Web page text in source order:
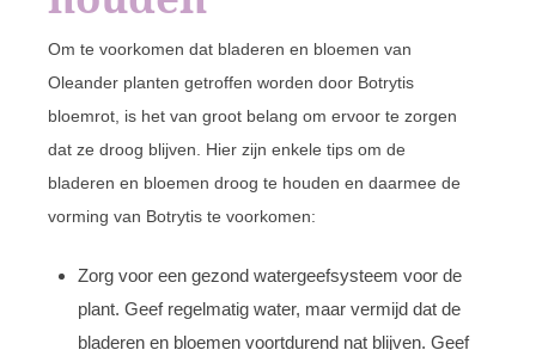
Om te voorkomen dat bladeren en bloemen van
Oleander planten getroffen worden door Botrytis
bloemrot, is het van groot belang om ervoor te zorgen
dat ze droog blijven. Hier zijn enkele tips om de
bladeren en bloemen droog te houden en daarmee de
vorming van Botrytis te voorkomen:
Zorg voor een gezond watergeefsysteem voor de
plant. Geef regelmatig water, maar vermijd dat de
bladeren en bloemen voortdurend nat blijven. Geef